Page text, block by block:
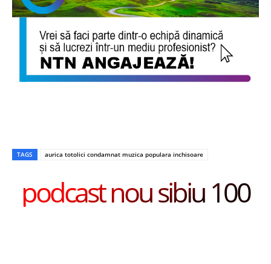
TAGS aurica totolici condamnat muzica populara inchisoare
podcast nou sibiu 100